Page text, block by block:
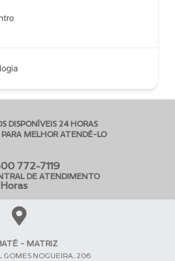
DISPONÍVEIS 24 HORAS
PARA MELHOR ATENDÊ-LO
772-7119
DE ATENDIMENTO
- MATRIZ
GOMES NOGUEIRA, 206